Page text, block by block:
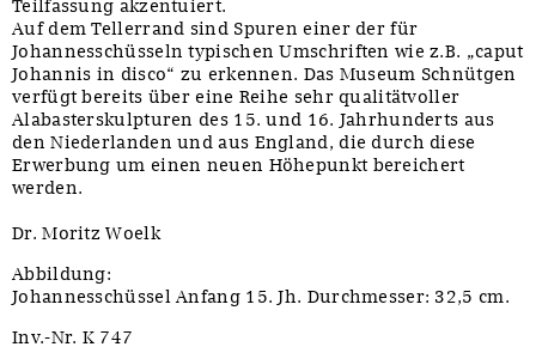
Teilfassung akzentuiert.
Auf dem Tellerrand sind Spuren einer der für
Johannesschüsseln typischen Umschriften wie z.B. „caput
Johannis in disco“ zu erkennen. Das Museum Schnütgen
verfügt bereits über eine Reihe sehr qualitätvoller
Alabasterskulpturen des 15. und 16. Jahrhunderts aus
den Niederlanden und aus England, die durch diese
Erwerbung um einen neuen Höhepunkt bereichert
werden.
Dr. Moritz Woelk
Abbildung:
Johannesschüssel Anfang 15. Jh. Durchmesser: 32,5 cm.
Inv.-Nr. K 747